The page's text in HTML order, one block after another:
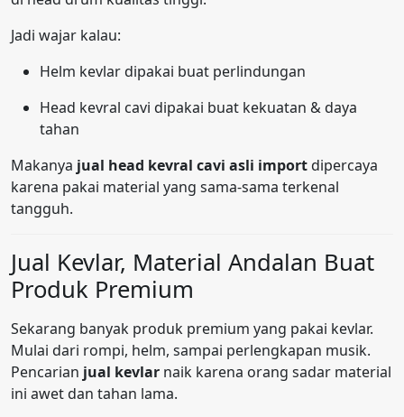
Jadi wajar kalau:
Helm kevlar dipakai buat perlindungan
Head kevral cavi dipakai buat kekuatan & daya
tahan
Makanya jual head kevral cavi asli importdipercaya
karena pakai material yang sama-sama terkenal
tangguh.
Jual Kevlar, Material Andalan Buat
Produk Premium
Sekarang banyak produk premium yang pakai kevlar.
Mulai dari rompi, helm, sampai perlengkapan musik.
Pencarian jual kevlar naik karena orang sadar material
ini awet dan tahan lama.